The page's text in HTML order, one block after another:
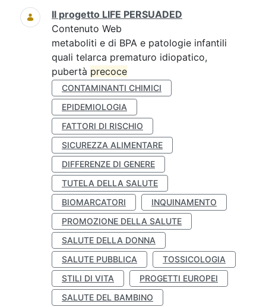
Ricerca
Il progetto LIFE PERSUADED
Contenuto Web
metaboliti e di BPA e patologie infantili
quali telarca prematuro idiopatico,
pubertà precoce
CONTAMINANTI CHIMICI
EPIDEMIOLOGIA
FATTORI DI RISCHIO
SICUREZZA ALIMENTARE
DIFFERENZE DI GENERE
TUTELA DELLA SALUTE
BIOMARCATORI
INQUINAMENTO
PROMOZIONE DELLA SALUTE
SALUTE DELLA DONNA
SALUTE PUBBLICA
TOSSICOLOGIA
STILI DI VITA
PROGETTI EUROPEI
SALUTE DEL BAMBINO